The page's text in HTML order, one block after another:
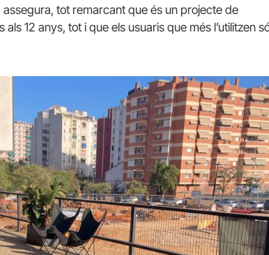
assegura, tot remarcant que és un projecte de
12 anys, tot i que els usuaris que més l’utilitzen